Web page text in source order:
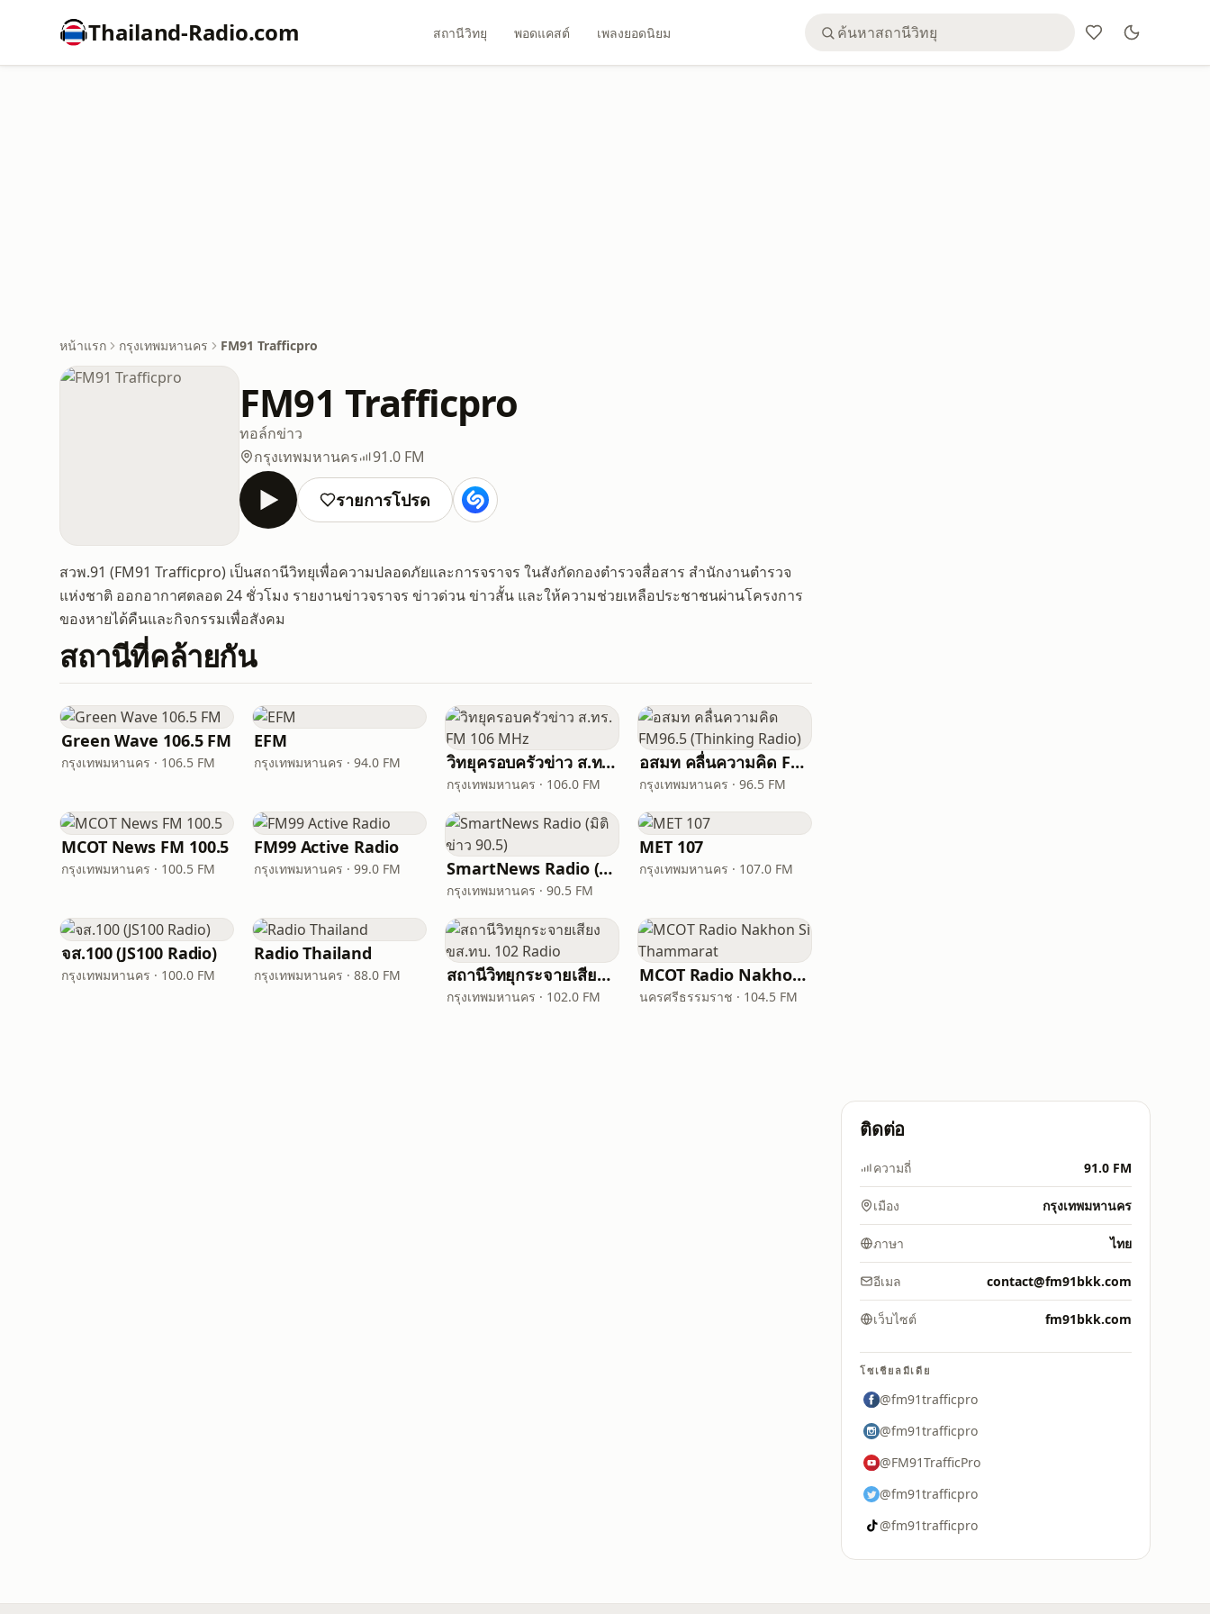
Thailand-Radio.com สถานีวิทยุ พอดแคสต์ เพลงยอดนิยม
หน้าแรก กรุงเทพมหานคร FM91 Trafficpro
FM91 Trafficpro
ทอล์กข่าว
กรุงเทพมหานคร
91.0 FM
รายการโปรด
สวพ.91 (FM91 Trafficpro) เป็นสถานีวิทยุเพื่อความปลอดภัยและการจราจร ในสังกัดกองตำรวจสื่อสาร สำนักงานตำรวจ
แห่งชาติ ออกอากาศตลอด 24 ชั่วโมง รายงานข่าวจราจร ข่าวด่วน ข่าวสั้น และให้ความช่วยเหลือประชาชนผ่านโครงการ
ของหายได้คืนและกิจกรรมเพื่อสังคม
สถานีที่คล้ายกัน
Green Wave 106.5 FM
กรุงเทพมหานคร · 106.5 FM
EFM
กรุงเทพมหานคร · 94.0 FM วิทยุครอบครัวข่าว ส.ทร. FM 106 MHz
กรุงเทพมหานคร · 106.0 FM
อสมท คลื่นความคิด FM96.5 (Thinking Radio)
กรุงเทพมหานคร · 96.5 FM
MCOT News FM 100.5
กรุงเทพมหานคร · 100.5 FM
FM99 Active Radio
กรุงเทพมหานคร · 99.0 FM SmartNews Radio (มิติข่าว 90.5)
กรุงเทพมหานคร · 90.5 FM
MET 107
กรุงเทพมหานคร · 107.0 FM
จส.100 (JS100 Radio)
กรุงเทพมหานคร · 100.0 FM
Radio Thailand
กรุงเทพมหานคร · 88.0 FM สถานีวิทยุกระจายเสียง ขส.ทบ. 102 Radio
กรุงเทพมหานคร · 102.0 FM
MCOT Radio Nakhon Si Thammarat
นครศรีธรรมราช · 104.5 FM
ติดต่อ
ความถี่ 91.0 FM
เมือง กรุงเทพมหานคร
ภาษา ไทย
อีเมล contact@fm91bkk.com
เว็บไซต์ fm91bkk.com
โซเชียลมีเดีย
@fm91trafficpro
@fm91trafficpro
@FM91TrafficPro
@fm91trafficpro
@fm91trafficpro